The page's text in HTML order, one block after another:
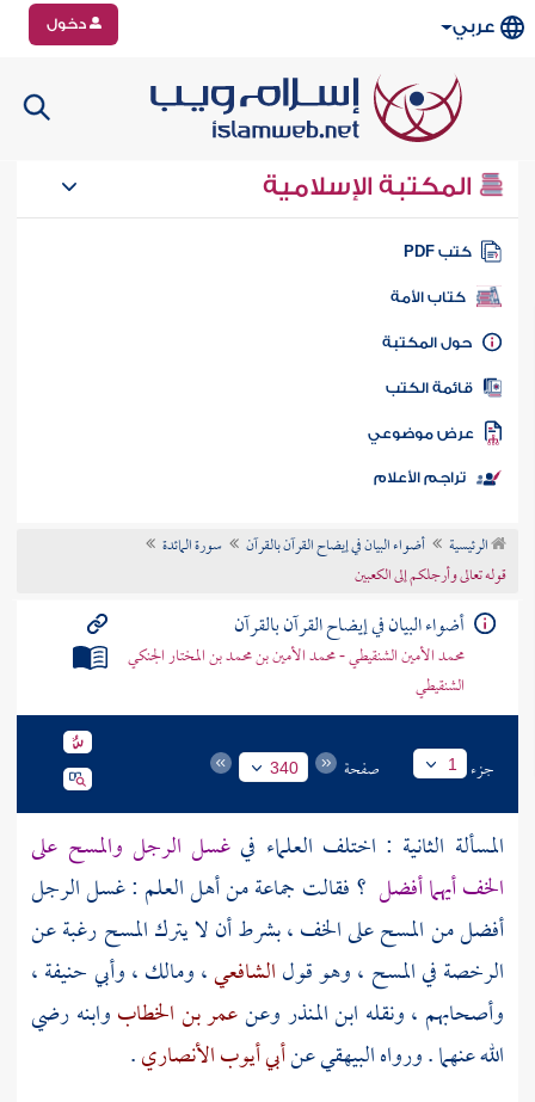
عربي دخول
المكتبة الإسلامية
كتب PDF
كتاب الأمة
المكتبة
الكتب
موضوعي
تراجم الأعلام
الرئيسية أضواء البيان في إيضاح القرآن بالقرآن
سورة المائدة
قوله تعالى وأرجلكم إلى الكعبين
أضواء البيان في إيضاح القرآن بالقرآن
محمد الأمين الشنقيطي - محمد الأمين بن محمد بن المختار الجنكي
الشنقيطي
جزء 1 صفحة 340
المسألة الثانية : اختلف العلماء في غسل الرجل والمسح على
الخف أيهما أفضل ؟ فقالت جماعة من أهل العلم : غسل الرجل
أفضل من المسح على الخف ، بشرط أن لا يترك المسح رغبة عن
الرخصة في المسح ، وهو قولالشافعي،ومالك،وأبي حنيفة،
وأصحابهم ، ونقله ابن المنذروعنعمر بن الخطابوابنه رضي
الله عنهما . ورواهالبيهقيعنأبي أيوب الأنصاري.